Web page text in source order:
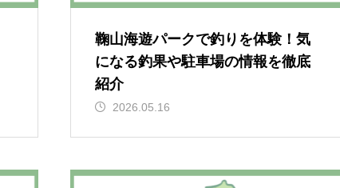
鞠山海遊パークで釣りを体験！気
になる釣果や駐車場の情報を徹底
紹介
2026.05.16